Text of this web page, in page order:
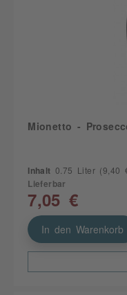
Mionetto -
Inhalt 0.75 Liter (9,40
Lieferbar
7,05 €
In den Warenkorb